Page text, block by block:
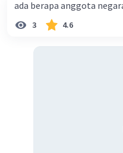
mendapatkan cinta sejati
diganggu oleh siapapun
ada berapa anggota
3 4.6